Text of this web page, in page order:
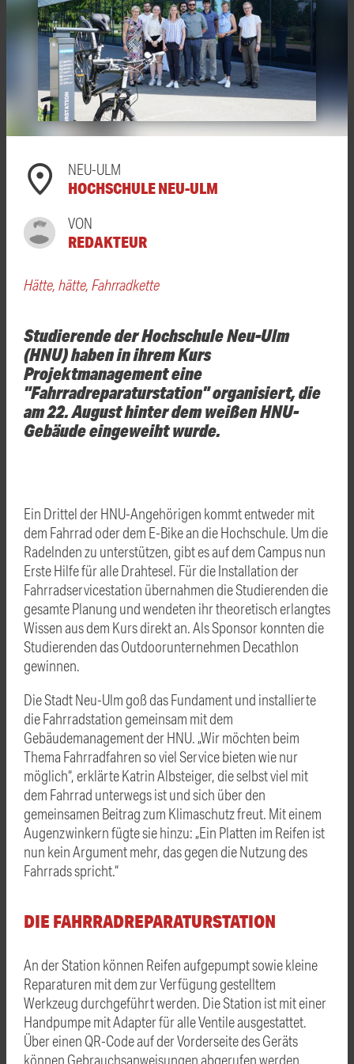
NEU-ULM
HOCHSCHULE NEU-ULM
VON
REDAKTEUR
Hätte, hätte, Fahrradkette
Studierende der Hochschule Neu-Ulm
(HNU) haben in ihrem Kurs
Projektmanagement eine
"Fahrradreparaturstation" organisiert, die
am 22. August hinter dem weißen HNU-
Gebäude eingeweiht wurde.
Ein Drittel der HNU-Angehörigen kommt entweder mit
dem Fahrrad oder dem E-Bike an die Hochschule. Um die
Radelnden zu unterstützen, gibt es auf dem Campus nun
Erste Hilfe für alle Drahtesel. Für die Installation der
Fahrradservicestation übernahmen die Studierenden die
gesamte Planung und wendeten ihr theoretisch erlangtes
Wissen aus dem Kurs direkt an. Als Sponsor konnten die
Studierenden das Outdoorunternehmen Decathlon
gewinnen.
Die Stadt Neu-Ulm goß das Fundament und installierte
die Fahrradstation gemeinsam mit dem
Gebäudemanagement der HNU. „Wir möchten beim
Thema Fahrradfahren so viel Service bieten wie nur
möglich“, erklärte Katrin Albsteiger, die selbst viel mit
dem Fahrrad unterwegs ist und sich über den
gemeinsamen Beitrag zum Klimaschutz freut. Mit einem
Augenzwinkern fügte sie hinzu: „Ein Platten im Reifen ist
nun kein Argument mehr, das gegen die Nutzung des
Fahrrads spricht.“
DIE FAHRRADREPARATURSTATION
An der Station können Reifen aufgepumpt sowie kleine
Reparaturen mit dem zur Verfügung gestelltem
Werkzeug durchgeführt werden. Die Station ist mit einer
Handpumpe mit Adapter für alle Ventile ausgestattet.
Über einen QR-Code auf der Vorderseite des Geräts
können Gebrauchsanweisungen abgerufen werden.